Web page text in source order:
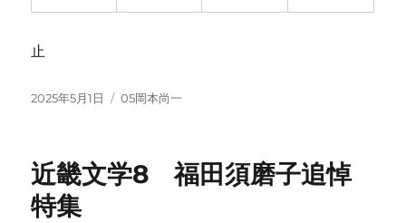
止
投
2025年5月1日
カ
ー
05岡本尚一
近畿文学8 福田須磨子追悼
特集